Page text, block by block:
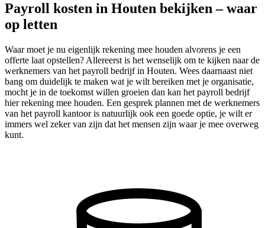
Payroll kosten in Houten bekijken – waar
op letten
Waar moet je nu eigenlijk rekening mee houden alvorens je een
offerte laat opstellen? Allereerst is het wenselijk om te kijken naar de
werknemers van het payroll bedrijf in Houten. Wees daarnaast niet
bang om duidelijk te maken wat je wilt bereiken met je organisatie,
mocht je in de toekomst willen groeien dan kan het payroll bedrijf
hier rekening mee houden. Een gesprek plannen met de werknemers
van het payroll kantoor is natuurlijk ook een goede optie, je wilt er
immers wel zeker van zijn dat het mensen zijn waar je mee overweg
kunt.